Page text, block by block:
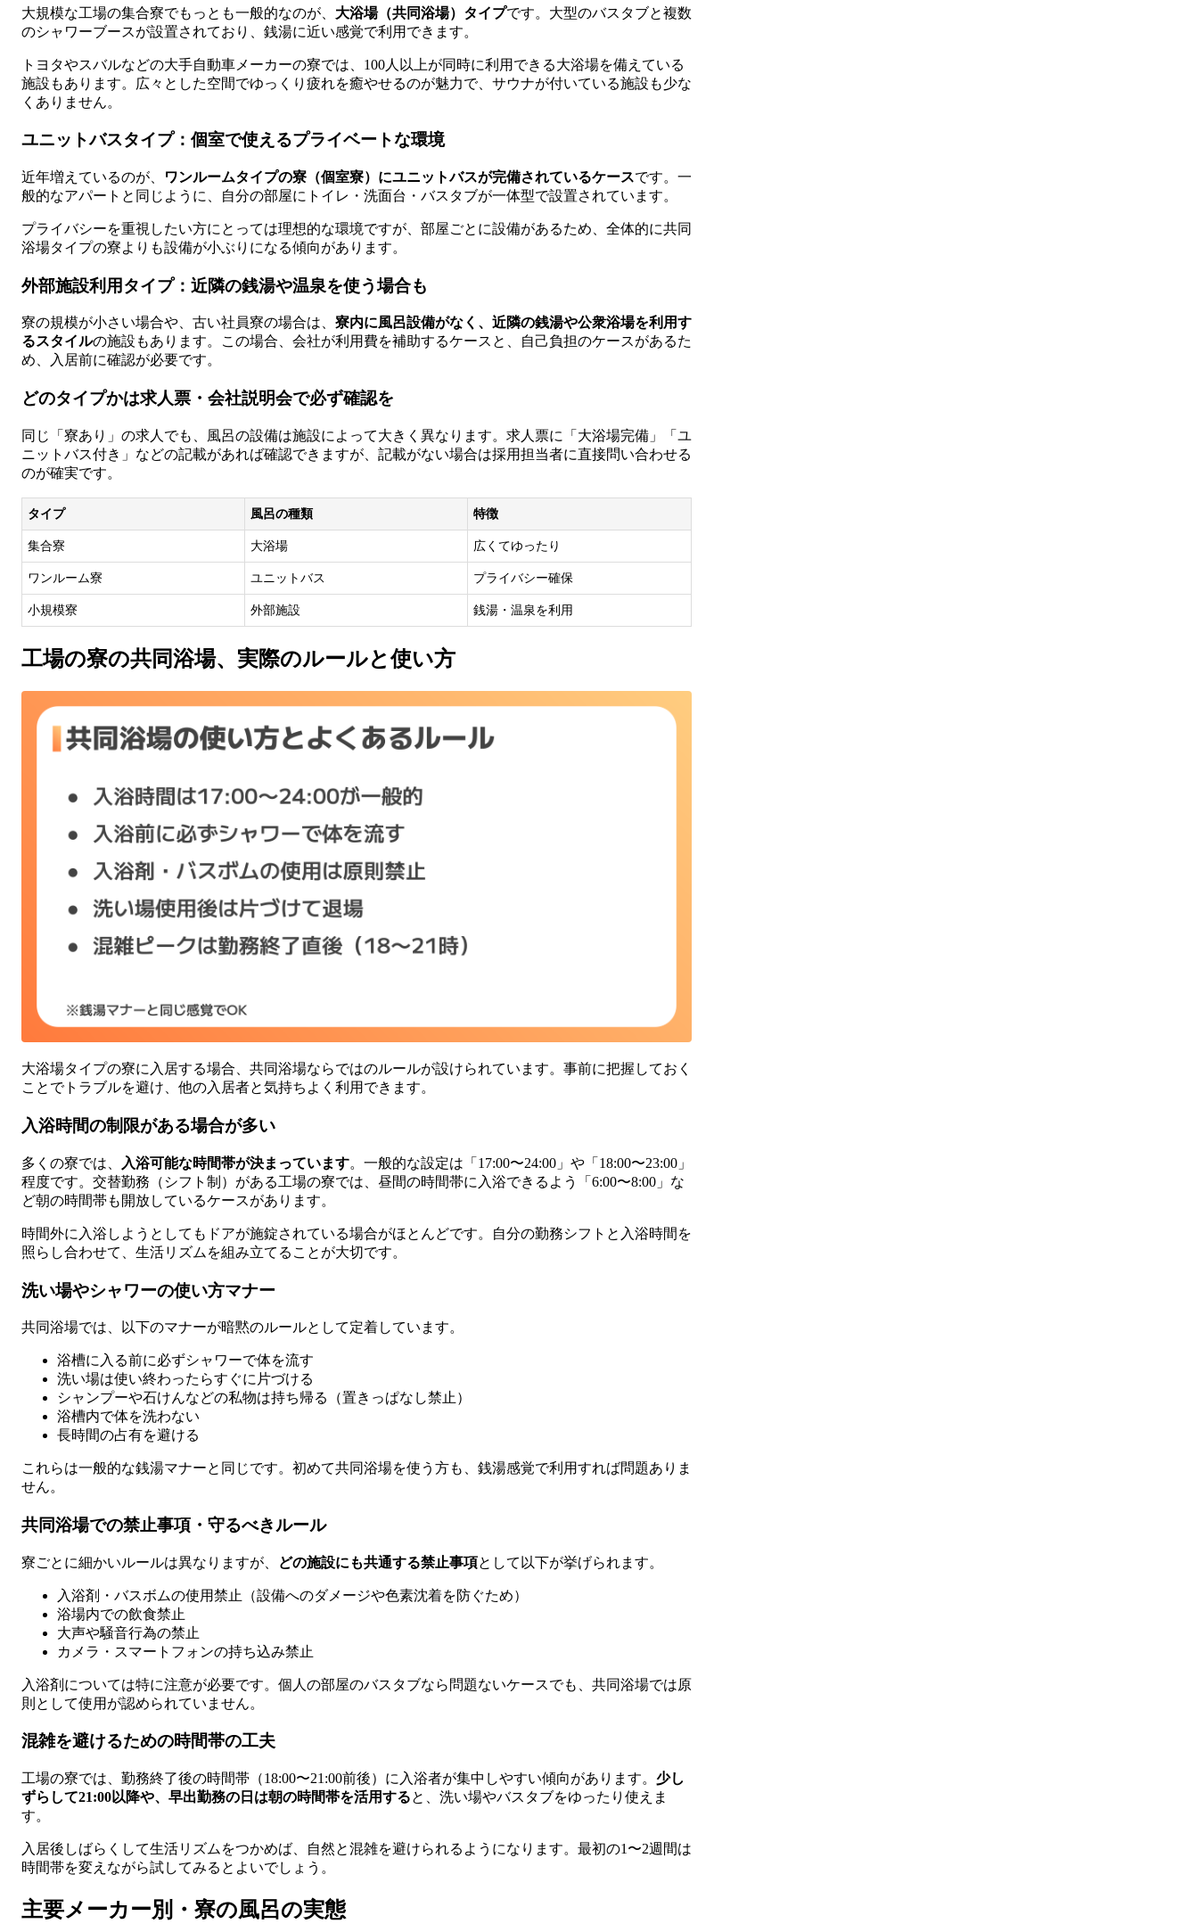
大規模な工場の集合寮でもっとも一般的なのが、 大浴場（共同浴場）タイプです。大型のバスタブと複数
のシャワーブースが設置されており、銭湯に近い感覚で利用できます。
トヨタやスバルなどの大手自動車メーカーの寮では、100人以上が同時に利用できる大浴場を備えている
施設もあります。広々とした空間でゆっくり疲れを癒やせるのが魅力で、サウナが付いている施設も少な
くありません。
ユニットバスタイプ：個室で使えるプライベートな環境
近年増えているのが、 ワンルームタイプの寮（個室寮）にユニットバスが完備されているケースです。一
般的なアパートと同じように、自分の部屋にトイレ・洗面台・バスタブが一体型で設置されています。
プライバシーを重視したい方にとっては理想的な環境ですが、部屋ごとに設備があるため、全体的に共同
浴場タイプの寮よりも設備が小ぶりになる傾向があります。
外部施設利用タイプ：近隣の銭湯や温泉を使う場合も
寮の規模が小さい場合や、古い社員寮の場合は、 寮内に風呂設備がなく、近隣の銭湯や公衆浴場を利用す
るスタイルの施設もあります。この場合、会社が利用費を補助するケースと、自己負担のケースがあるた
め、入居前に確認が必要です。
どのタイプかは求人票・会社説明会で必ず確認を
同じ「寮あり」の求人でも、風呂の設備は施設によって大きく異なります。求人票に「大浴場完備」「ユ
ニットバス付き」などの記載があれば確認できますが、記載がない場合は採用担当者に直接問い合わせる
のが確実です。
タイプ 風呂の種類 特徴
集合寮 大浴場 広くてゆったり
ワンルーム寮 ユニットバス プライバシー確保
小規模寮 外部施設 銭湯・温泉を利用
工場の寮の共同浴場、実際のルールと使い方
大浴場タイプの寮に入居する場合、共同浴場ならではのルールが設けられています。事前に把握しておく
ことでトラブルを避け、他の入居者と気持ちよく利用できます。
入浴時間の制限がある場合が多い
多くの寮では、 入浴可能な時間帯が決まっています。一般的な設定は「17:00〜24:00」や「18:00〜23:00」
程度です。交替勤務（シフト制）がある工場の寮では、昼間の時間帯に入浴できるよう「6:00〜8:00」な
ど朝の時間帯も開放しているケースがあります。
時間外に入浴しようとしてもドアが施錠されている場合がほとんどです。自分の勤務シフトと入浴時間を
照らし合わせて、生活リズムを組み立てることが大切です。
洗い場やシャワーの使い方マナー
共同浴場では、以下のマナーが暗黙のルールとして定着しています。
浴槽に入る前に必ずシャワーで体を流す
洗い場は使い終わったらすぐに片づける
シャンプーや石けんなどの私物は持ち帰る（置きっぱなし禁止）
浴槽内で体を洗わない
長時間の占有を避ける
これらは一般的な銭湯マナーと同じです。初めて共同浴場を使う方も、銭湯感覚で利用すれば問題ありま
せん。
共同浴場での禁止事項・守るべきルール
寮ごとに細かいルールは異なりますが、 どの施設にも共通する禁止事項として以下が挙げられます。
入浴剤・バスボムの使用禁止（設備へのダメージや色素沈着を防ぐため）
浴場内での飲食禁止
大声や騒音行為の禁止
カメラ・スマートフォンの持ち込み禁止
入浴剤については特に注意が必要です。個人の部屋のバスタブなら問題ないケースでも、共同浴場では原
則として使用が認められていません。
混雑を避けるための時間帯の工夫
工場の寮では、勤務終了後の時間帯（18:00〜21:00前後）に入浴者が集中しやすい傾向があります。 少し
ずらして21:00以降や、早出勤務の日は朝の時間帯を活用すると、洗い場やバスタブをゆったり使えま
す。
入居後しばらくして生活リズムをつかめば、自然と混雑を避けられるようになります。最初の1〜2週間は
時間帯を変えながら試してみるとよいでしょう。
主要メーカー別・寮の風呂の実態